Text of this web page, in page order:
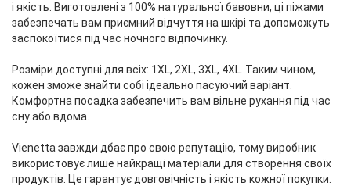
і якість. Виготовлені з 100% натуральної бавовни, ці піжами
забезпечать вам приємний відчуття на шкірі та допоможуть
заспокоїтися під час ночного відпочинку.
Розміри доступні для всіх: 1XL, 2XL, 3XL, 4XL. Таким чином,
кожен зможе знайти собі ідеально пасуючий варіант.
Комфортна посадка забезпечить вам вільне рухання під час
сну або вдома.
Vienetta завжди дбає про свою репутацію, тому виробник
використовує лише найкращі матеріали для створення своїх
продуктів. Це гарантує довговічність і якість кожної покупки.